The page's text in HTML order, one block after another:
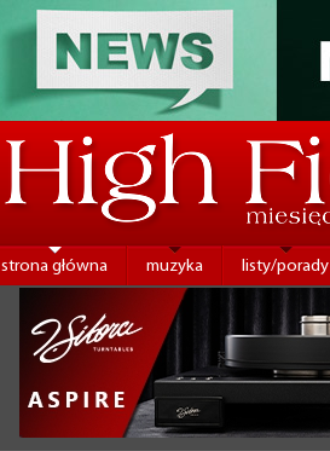
strona główna muzyka listy/porady